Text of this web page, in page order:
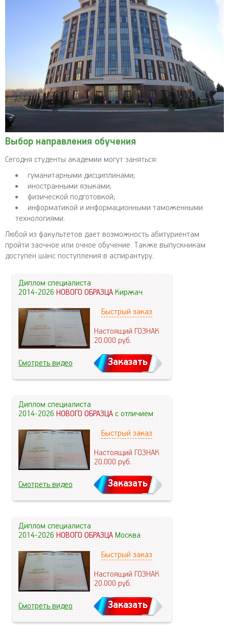
Выбор направления обучения
Сегодня студенты академии могут заняться:
гуманитарными дисциплинами;
иностранными языками;
физической подготовкой;
информатикой и информационными таможенными
технологиями.
Любой из факультетов дает возможность абитуриентам
пройти заочное или очное обучение. Также выпускникам
доступен шанс поступления в аспирантуру.
Диплом специалиста
2014-2026НОВОГО ОБРАЗЦАКиржач
Быстрый заказ
Настоящий ГОЗНАК
20.000руб.
Смотреть видео Заказать
Диплом специалиста
2014-2026НОВОГО ОБРАЗЦАс отличием
Быстрый заказ
Настоящий ГОЗНАК
20.000руб.
Смотреть видео Заказать
Диплом специалиста
2014-2026НОВОГО ОБРАЗЦАМосква
Быстрый заказ
Настоящий ГОЗНАК
20.000руб.
Смотреть видео Заказать